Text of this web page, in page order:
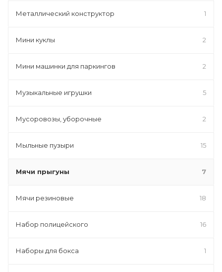
Металлический конструктор 1
Мини куклы 2
Мини машинки для паркингов 2
Музыкальные игрушки 5
Мусоровозы, уборочные 2
Мыльные пузыри 15
Мячи прыгуны 7
Мячи резиновые 18
Набор полицейского 16
Наборы для бокса 1